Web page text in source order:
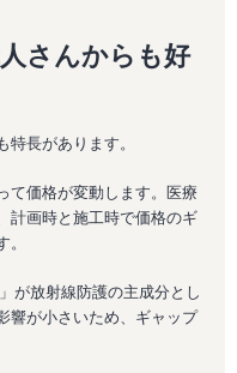
さんからも好
特長があります。
て価格が変動します。医療
計画時と施工時で価格のギ
が放射線防護の主成分とし
響が小さいため、ギャップ